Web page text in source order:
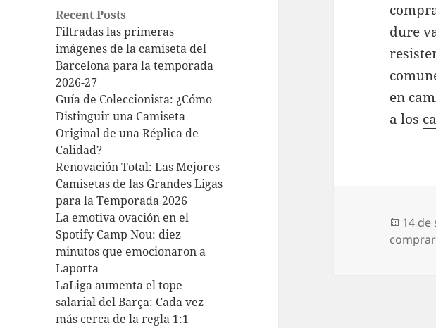
Recent Posts
Filtradas las primeras
imágenes de la camiseta del
Barcelona para la temporada
2026-27
Guía de Coleccionista: ¿Cómo
Distinguir una Camiseta
Original de una Réplica de
Calidad?
Renovación Total: Las Mejores
Camisetas de las Grandes Ligas
para la Temporada 2026
La emotiva ovación en el
Spotify Camp Nou: diez
minutos que emocionaron a
Laporta
LaLiga aumenta el tope
salarial del Barça: Cada vez
más cerca de la regla 1:1
dure
en
a los
el
14 de